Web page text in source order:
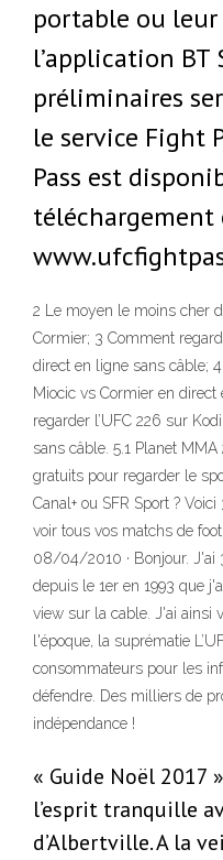
portable ou
l’application BT
préliminaires
le service Fight
Pass est
2 Le moyen le moins cher
Cormier; 3 Comment
direct en ligne sans câble;
Miocic vs Cormier en
regarder l’UFC 226 sur
sans câble. 5.1 Planet
gratuits pour regarder le
Canal+ ou SFR Sport ?
voir tous vos matchs de
08/04/2010 · Bonjour. J'ai
depuis le 1er en 1993 que
view sur la cable. J'ai ainsi
l'époque, la suprématie
consommateurs pour les
défendre. Des milliers de
indépendance !
« Guide Noël 2017
l’esprit tranquille
d’Albertville. A la